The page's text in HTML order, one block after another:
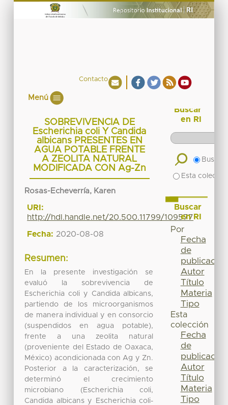
Contacto
Menú
SOBREVIVENCIA DE
Escherichia coli Y Candida
albicans PRESENTES EN
AGUA POTABLE FRENTE
A ZEOLITA NATURAL
MODIFICADA CON Ag-Zn
Rosas-Echeverría, Karen
URI:
http://hdl.handle.net/20.500.11799/109577
Fecha: 2020-08-08
Resumen:
En la presente investigación se
evaluó la sobrevivencia de
Escherichia coli y Candida albicans,
partiendo de los microorganismos
de manera individual y en consorcio
(suspendidos en agua potable),
frente a una zeolita natural
(proveniente del Estado de Oaxaca,
México) acondicionada con Ag y Zn.
Posterior a la caracterización, se
determinó el crecimiento
microbiano (Escherichia coli,
Candida albicans y Escherichia coli-
Buscar
en RI
Buscar
Esta
Buscar
en RI
Por
Fecha
de
publicación
Autor
Título
Materia
Tipo
Esta
colección
Fecha
de
publicación
Autor
Título
Materia
Tipo